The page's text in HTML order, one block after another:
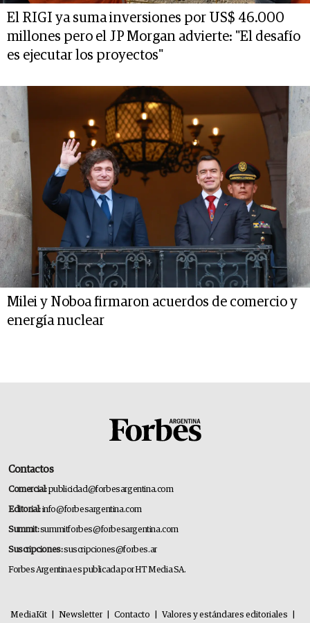
El RIGI ya suma inversiones por US$ 46.000
millones pero el JP Morgan advierte: "El desafío
es ejecutar los proyectos"
Milei y Noboa firmaron acuerdos de comercio y
energía nuclear
Contactos
Comercial:publicidad@forbesargentina.com
Editorial:info@forbesargentina.com
Summit:summitforbes@forbesargentina.com
Suscripciones:suscripciones@forbes.ar
Forbes Argentina es publicada por HT Media SA.
MediaKit Newsletter Contacto Valores y estándares editoriales